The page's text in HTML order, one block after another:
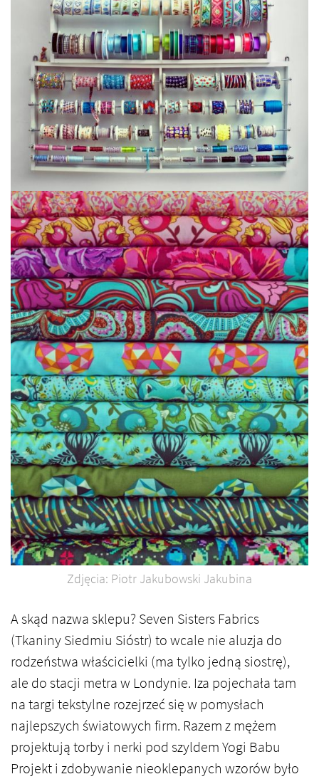
Zdjęcia: Piotr Jakubowski Jakubina
A skąd nazwa sklepu? Seven Sisters Fabrics
(Tkaniny Siedmiu Sióstr) to wcale nie aluzja do
rodzeństwa właścicielki (ma tylko jedną siostrę),
ale do stacji metra w Londynie. Iza pojechała tam
na targi tekstylne rozejrzeć się w pomysłach
najlepszych światowych firm. Razem z mężem
projektują torby i nerki pod szyldem Yogi Babu
Projekt i zdobywanie nieoklepanych wzorów było